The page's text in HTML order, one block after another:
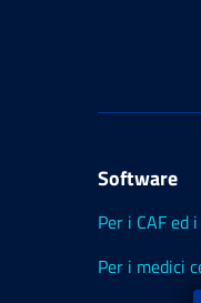
Software
Per i CAF ed
Per i medici